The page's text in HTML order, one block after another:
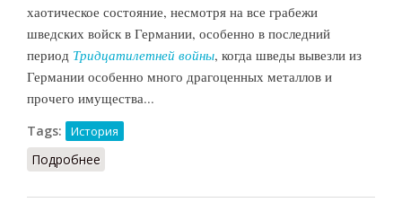
хаотическое состояние, несмотря на все грабежи
шведских войск в Германии, особенно в последний
период Тридцатилетней войны, когда шведы вывезли из
Германии особенно много драгоценных металлов и
прочего имущества...
Tags: История
Подробнее